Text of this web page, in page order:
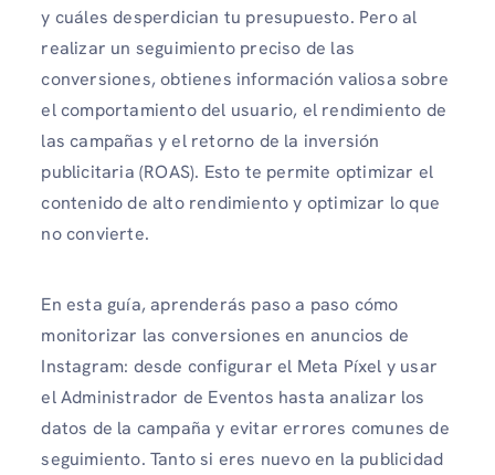
y cuáles desperdician tu presupuesto. Pero al
realizar un seguimiento preciso de las
conversiones, obtienes información valiosa sobre
el comportamiento del usuario, el rendimiento de
las campañas y el retorno de la inversión
publicitaria (ROAS). Esto te permite optimizar el
contenido de alto rendimiento y optimizar lo que
no convierte.
En esta guía, aprenderás paso a paso cómo
monitorizar las conversiones en anuncios de
Instagram: desde configurar el Meta Píxel y usar
el Administrador de Eventos hasta analizar los
datos de la campaña y evitar errores comunes de
seguimiento. Tanto si eres nuevo en la publicidad